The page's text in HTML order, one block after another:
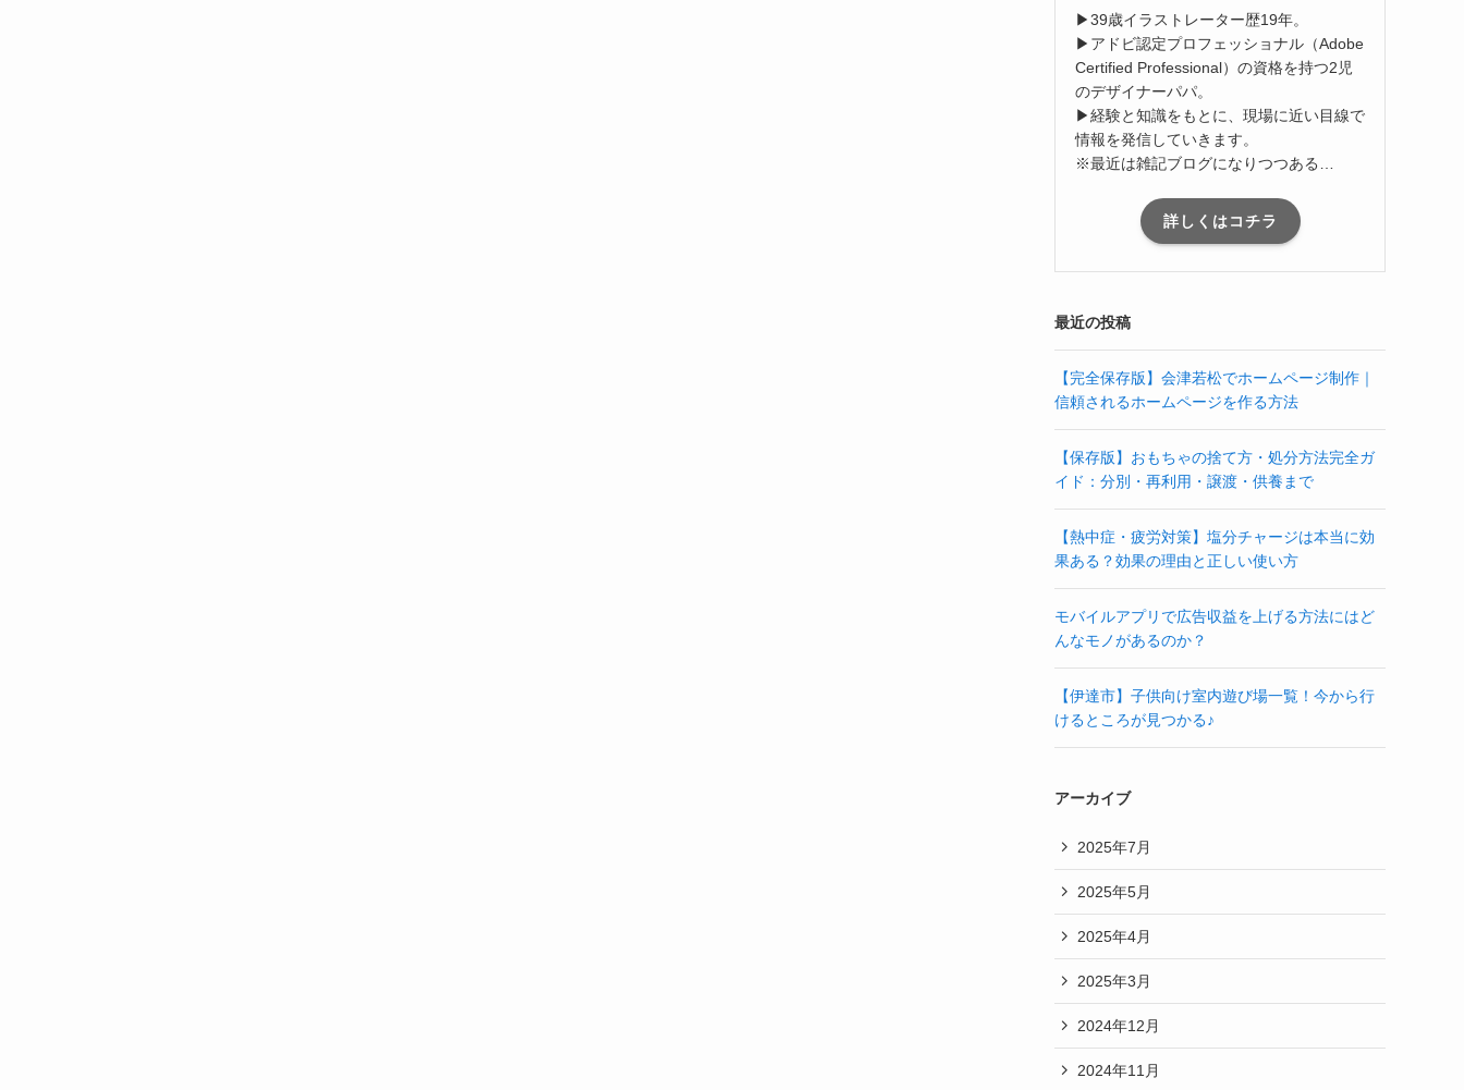
▶39歳イラストレーター歴19年。
▶アドビ認定プロフェッショナル（Adobe
Certified Professional）の資格を持つ2児
のデザイナーパパ。
▶経験と知識をもとに、現場に近い目線で
情報を発信していきます。
※最近は雑記ブログになりつつある…
詳しくはコチラ
最近の投稿
【完全保存版】会津若松でホームページ制作｜
信頼されるホームページを作る方法
【保存版】おもちゃの捨て方・処分方法完全ガ
イド：分別・再利用・譲渡・供養まで
【熱中症・疲労対策】塩分チャージは本当に効
果ある？効果の理由と正しい使い方
モバイルアプリで広告収益を上げる方法にはど
んなモノがあるのか？
【伊達市】子供向け室内遊び場一覧！今から行
けるところが見つかる♪
アーカイブ
2025年7月
2025年5月
2025年4月
2025年3月
2024年12月
2024年11月